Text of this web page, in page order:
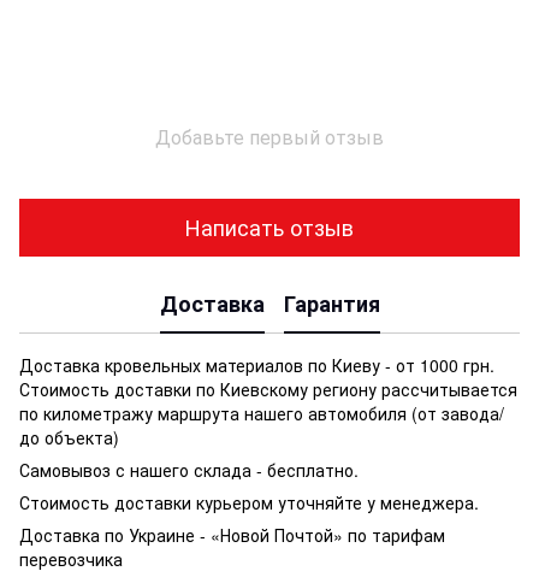
Добавьте первый отзыв
Написать отзыв
Доставка Гарантия
Доставка кровельных материалов по Киеву - от 1000 грн.
Стоимость доставки по Киевскому региону рассчитывается
по километражу маршрута нашего автомобиля (от завода/
до объекта)
Самовывоз с нашего склада - бесплатно.
Стоимость доставки курьером уточняйте у менеджера.
Доставка по Украине - «Новой Почтой» по тарифам
перевозчика